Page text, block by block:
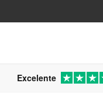
Excelente